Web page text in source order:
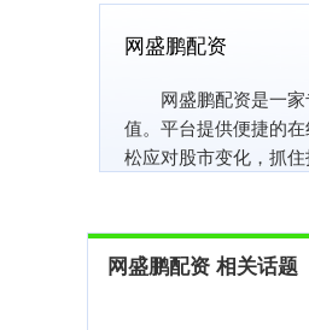
网盛鹏配资
网盛鹏配资是一
值。平台提供便捷的
松应对股市变化，抓
网盛鹏配资 相关话题